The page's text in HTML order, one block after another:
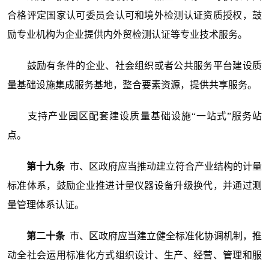
合格评定国家认可委员会认可和境外检测认证资质授权，鼓
励专业机构为企业提供内外贸检测认证等专业技术服务。
鼓励有条件的企业、社会组织或者公共服务平台建设质
量基础设施集成服务基地，整合要素资源，提供共享服务。
支持产业园区配套建设质量基础设施“一站式”服务站
点。
第十九条 市、区政府应当推动建立符合产业结构的计量
标准体系，鼓励企业推进计量仪器设备升级换代，并通过测
量管理体系认证。
第二十条 市、区政府应当建立健全标准化协调机制，推
动全社会运用标准化方式组织设计、生产、经营、管理和服